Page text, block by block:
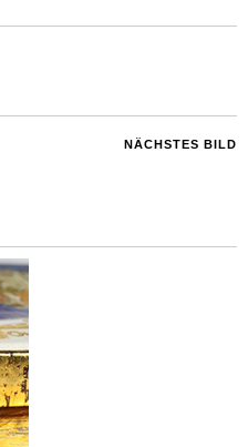
NÄCHSTES BILD